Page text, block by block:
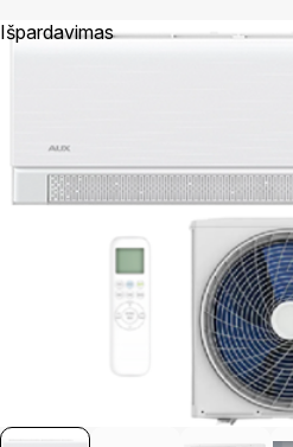
Išpardavimas